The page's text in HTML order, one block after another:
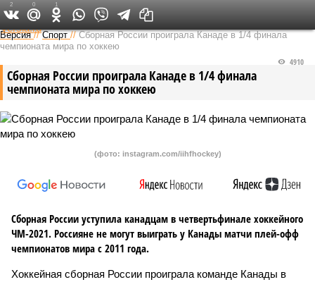
Федеральный выпуск
Версия //Спорт //Сборная России проиграла Канаде в 1/4 финала
чемпионата мира по хоккею
Сборная России проиграла Канаде в 1/4 финала
чемпионата мира по хоккею
4910
(фото: instagram.com/iihfhockey)
Сборная России уступила канадцам в четвертьфинале хоккейного
ЧМ-2021. Россияне не могут выиграть у Канады матчи плей-офф
чемпионатов мира с 2011 года.
Хоккейная сборная России проиграла команде Канады в
2 0 1